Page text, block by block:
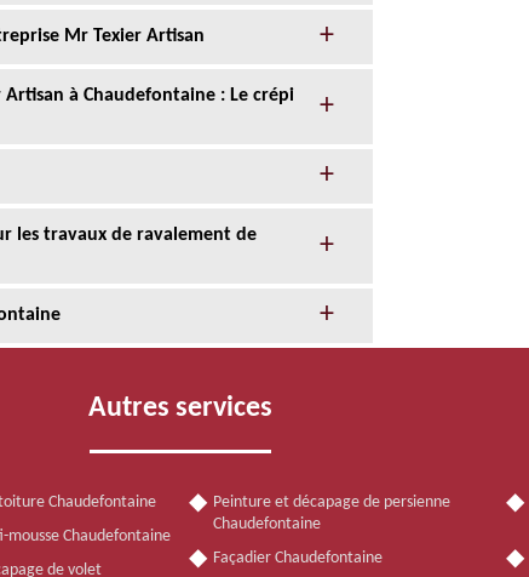
Mr Texier Artisan
à Chaudefontaine : Le crépi
les travaux de ravalement de
Autres services
Chaudefontaine
Chaudefontaine
de volet
Peinture et décapage de persienne
Chaudefontaine
Façadier Chaudefontaine